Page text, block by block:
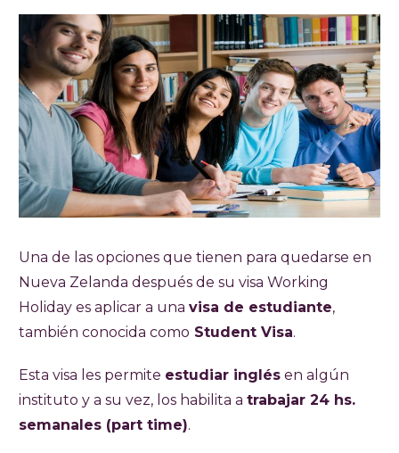
Una de las opciones que tienen para quedarse en
Nueva Zelanda después de su visa Working
Holiday es aplicar a una visa de estudiante,
también conocida como Student Visa.
Esta visa les permite estudiar inglés en algún
instituto y a su vez, los habilita a trabajar 24 hs.
semanales (part time).